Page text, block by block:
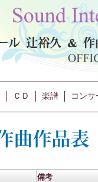
ＣＤ 楽譜 コン
備考